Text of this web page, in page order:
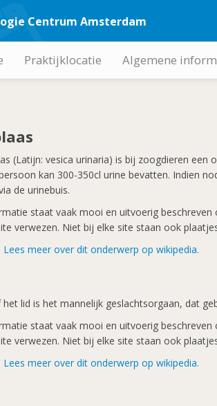
Centrum Amsterdam
Praktijklocatie Algemene
(Latijn: vesica urinaria) is bij zoogdieren
kan 300-350cl urine bevatten. Indien
de urinebuis.
staat vaak mooi en uitvoerig
verwezen. Niet bij elke site staan ook
Lees meer over dit onderwerp op wikipedia.
het lid is het mannelijk geslachtsorgaan, dat
staat vaak mooi en uitvoerig
verwezen. Niet bij elke site staan ook
Lees meer over dit onderwerp op wikipedia.